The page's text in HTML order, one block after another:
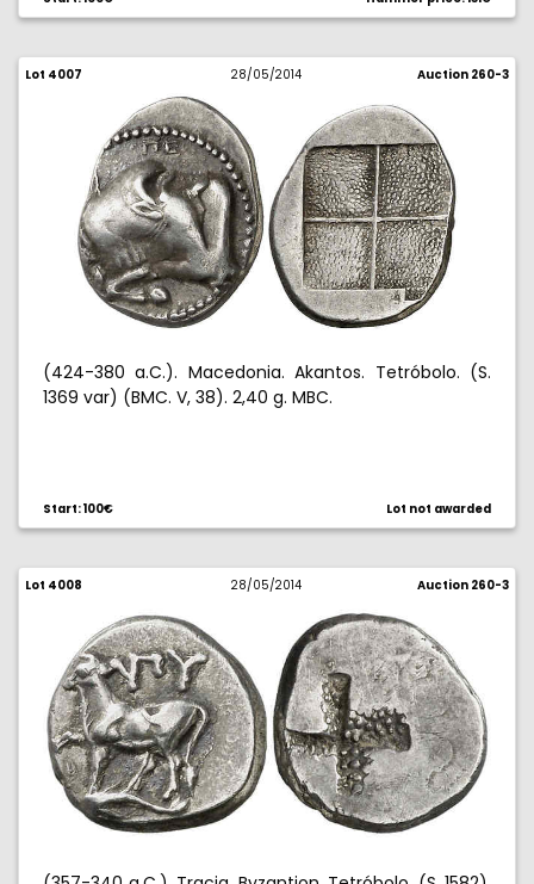
Lot 4007 28/05/2014 Auction 260-3
(424-380 a.C.). Macedonia. Akantos. Tetróbolo. (S.
1369 var) (BMC. V, 38). 2,40 g. MBC.
Start: 100€ Lot not awarded
Lot 4008 28/05/2014 Auction 260-3